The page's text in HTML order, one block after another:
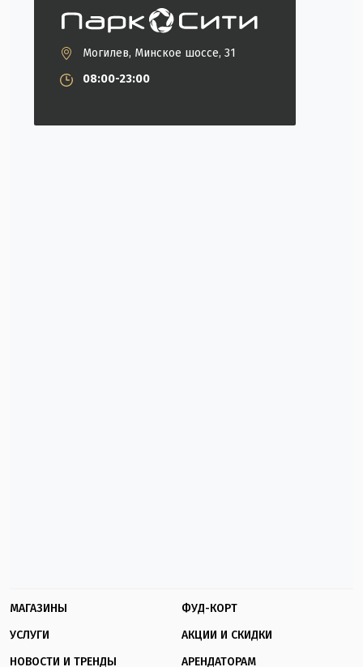
Могилев, Минское шоссе, 31
08:00-23:00
МАГАЗИНЫ
ФУД-КОРТ
УСЛУГИ
АКЦИИ И СКИДКИ
НОВОСТИ И ТРЕНДЫ
АРЕНДАТОРАМ